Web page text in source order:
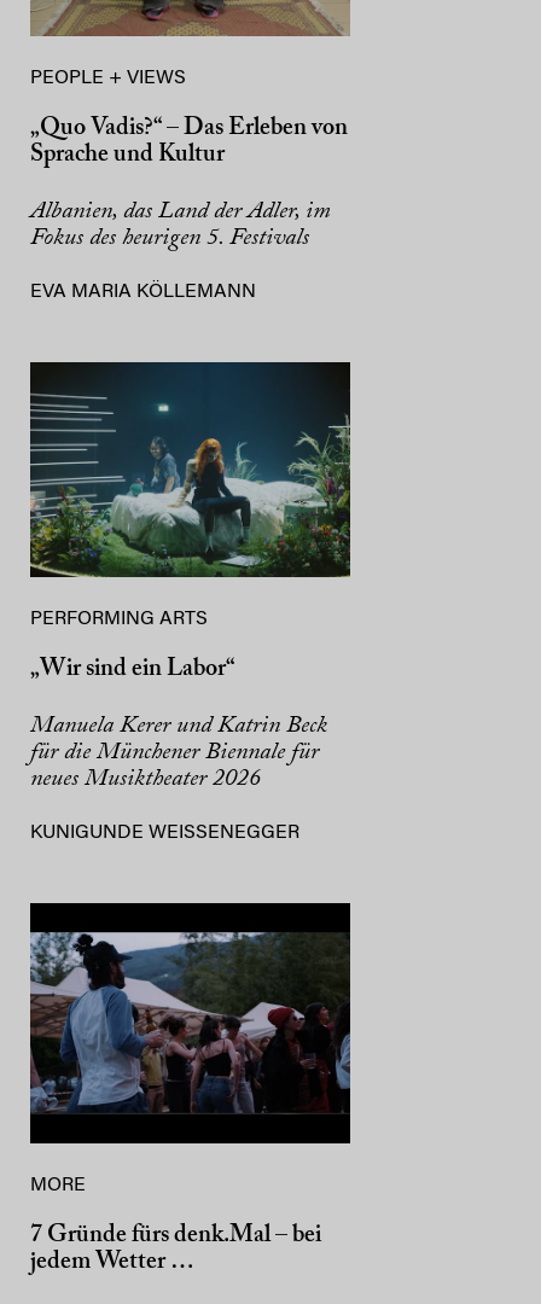
PEOPLE + VIEWS
„Quo Vadis?“ – Das Erleben von
Sprache und Kultur
Albanien, das Land der Adler, im
Fokus des heurigen 5. Festivals
EVA MARIA KÖLLEMANN
PERFORMING ARTS
„Wir sind ein Labor“
Manuela Kerer und Katrin Beck
für die Münchener Biennale für
neues Musiktheater 2026
KUNIGUNDE WEISSENEGGER
MORE
7 Gründe fürs denk.Mal – bei
jedem Wetter …